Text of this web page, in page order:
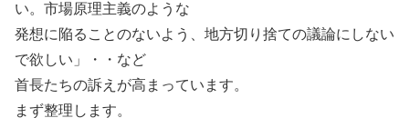
い。市場原理主義のような
発想に陥ることのないよう、地方切り捨ての議論にしない
で欲しい」・・など
首長たちの訴えが高まっています。
まず整理します。